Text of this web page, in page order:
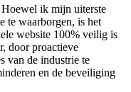
Hoewel ik mijn uiterste
te waarborgen, is het
website 100% veilig is
door proactieve
van de industrie te
en de beveiliging